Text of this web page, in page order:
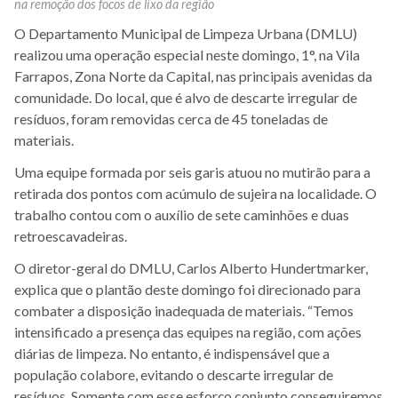
na remoção dos focos de lixo da região
O Departamento Municipal de Limpeza Urbana (DMLU)
realizou uma operação especial neste domingo, 1°, na Vila
Farrapos, Zona Norte da Capital, nas principais avenidas da
comunidade. Do local, que é alvo de descarte irregular de
resíduos, foram removidas cerca de 45 toneladas de
materiais.
Uma equipe formada por seis garis atuou no mutirão para a
retirada dos pontos com acúmulo de sujeira na localidade. O
trabalho contou com o auxílio de sete caminhões e duas
retroescavadeiras.
O diretor-geral do DMLU, Carlos Alberto Hundertmarker,
explica que o plantão deste domingo foi direcionado para
combater a disposição inadequada de materiais. “Temos
intensificado a presença das equipes na região, com ações
diárias de limpeza. No entanto, é indispensável que a
população colabore, evitando o descarte irregular de